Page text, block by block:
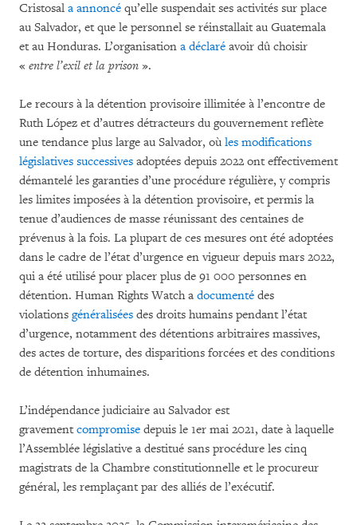
Cristosal a annoncé qu’elle suspendait ses activités sur place
au Salvador, et que le personnel se réinstallait au Guatemala
et au Honduras. L’organisation a déclaré avoir dû choisir
« entre l’exil et la prison ».
Le recours à la détention provisoire illimitée à l’encontre de
Ruth López et d’autres détracteurs du gouvernement reflète
une tendance plus large au Salvador, où les modifications
législatives successives adoptées depuis 2022 ont effectivement
démantelé les garanties d’une procédure régulière, y compris
les limites imposées à la détention provisoire, et permis la
tenue d’audiences de masse réunissant des centaines de
prévenus à la fois. La plupart de ces mesures ont été adoptées
dans le cadre de l’état d’urgence en vigueur depuis mars 2022,
qui a été utilisé pour placer plus de 91 000 personnes en
détention. Human Rights Watch a documenté des
violations généralisées des droits humains pendant l’état
d’urgence, notamment des détentions arbitraires massives,
des actes de torture, des disparitions forcées et des conditions
de détention inhumaines.
L’indépendance judiciaire au Salvador est
gravement compromise depuis le 1er mai 2021, date à laquelle
l’Assemblée législative a destitué sans procédure les cinq
magistrats de la Chambre constitutionnelle et le procureur
général, les remplaçant par des alliés de l’exécutif.